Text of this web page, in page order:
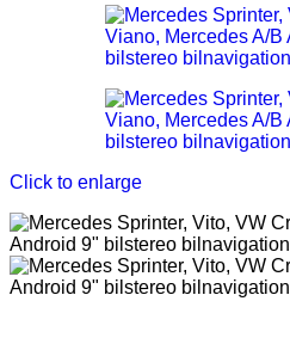
Click to enlarge